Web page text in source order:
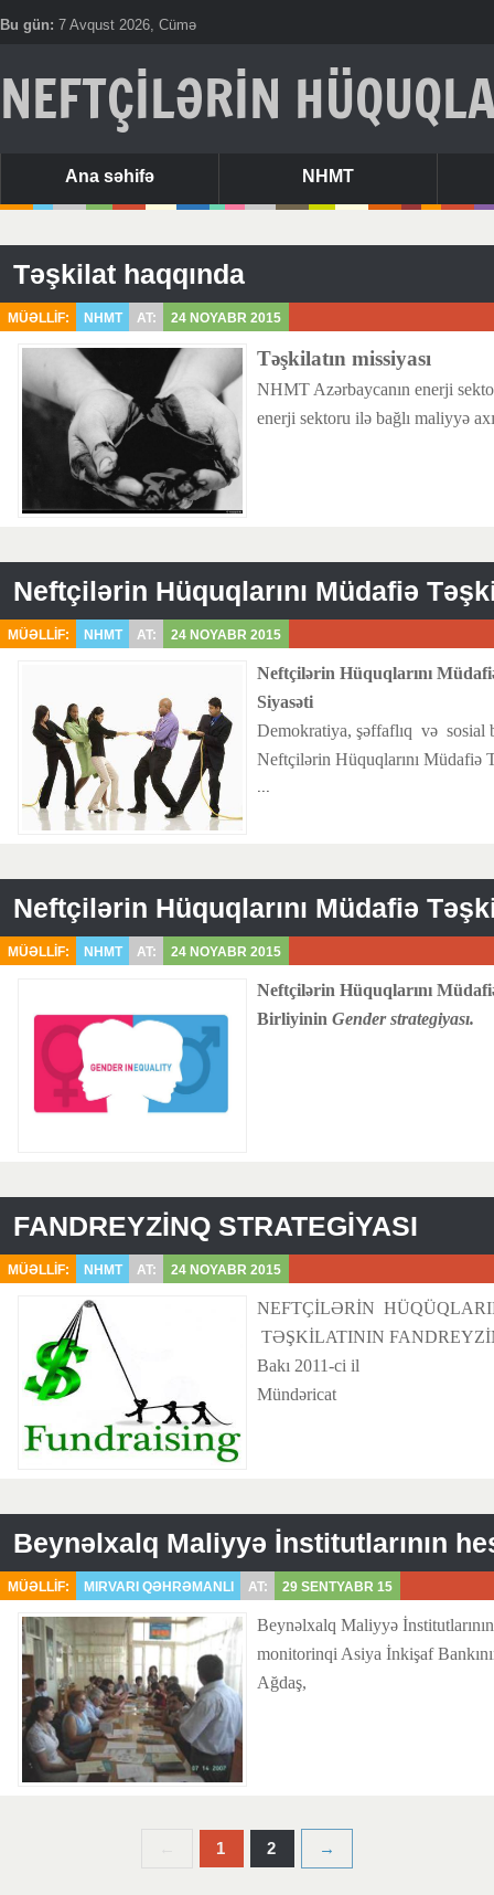
Bu gün: 7 Avqust 2026, Cümə
NEFTÇİLƏRİN
Ana səhifə NHMT
Təşkilat haqqında
MÜƏLLİF: NHMT AT: 24 NOYABR 2015
Təşkilatın missiyası
NHMT Azərbaycanın enerji
enerji sektoru ilə bağlı maliyyə
MÜƏLLİF: NHMT AT: 24 NOYABR 2015
Neftçilərin Hüquqlarını
Siyasəti
Demokratiya, şəffaflıq və
Neftçilərin Hüquqlarını
...
MÜƏLLİF: NHMT AT: 24 NOYABR 2015
Neftçilərin Hüquqlarını
Birliyinin Gender strategiyası.
FANDREYZİNQ STRATEGİYASI
MÜƏLLİF: NHMT AT: 24 NOYABR 2015
NEFTÇİLƏRİN
TƏŞKİLATININ
Bakı 2011-ci il
Mündəricat
MÜƏLLİF: MIRVARI QƏHRƏMANLI AT: 29 SENTYABR 15
Beynəlxalq Maliyyə
monitorinqi Asiya İnkişaf
Ağdaş,
1 2 →